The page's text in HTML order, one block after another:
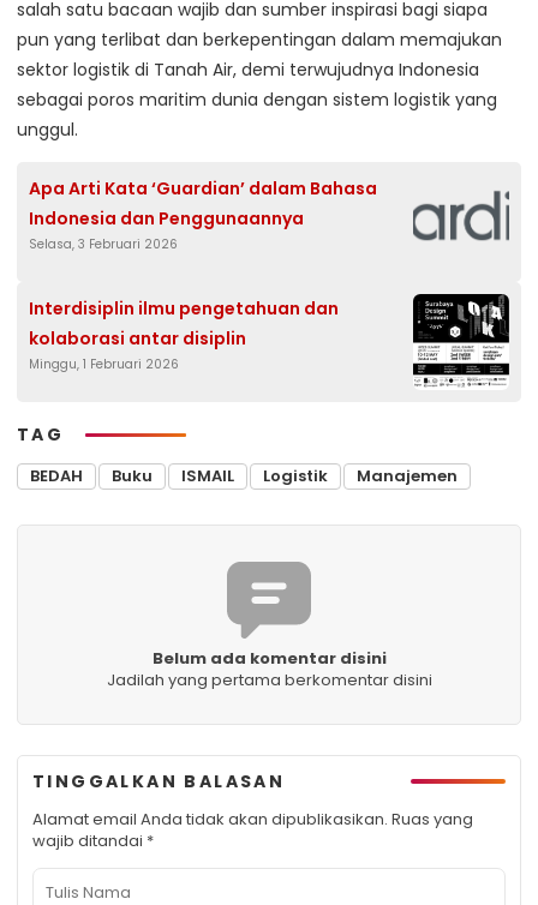
salah satu bacaan wajib dan sumber inspirasi bagi siapa
pun yang terlibat dan berkepentingan dalam memajukan
sektor logistik di Tanah Air, demi terwujudnya Indonesia
sebagai poros maritim dunia dengan sistem logistik yang
unggul.
Apa Arti Kata ‘Guardian’ dalam Bahasa
Indonesia dan Penggunaannya
Selasa, 3 Februari 2026
Interdisiplin ilmu pengetahuan dan
kolaborasi antar disiplin
Minggu, 1 Februari 2026
TAG
BEDAH Buku ISMAIL Logistik Manajemen
Belum ada komentar disini
Jadilah yang pertama berkomentar disini
TINGGALKAN BALASAN
Alamat email Anda tidak akan dipublikasikan. Ruas yang
wajib ditandai *